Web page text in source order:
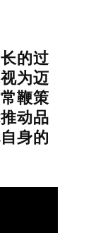
的过
为迈
鞭策
动品
身的